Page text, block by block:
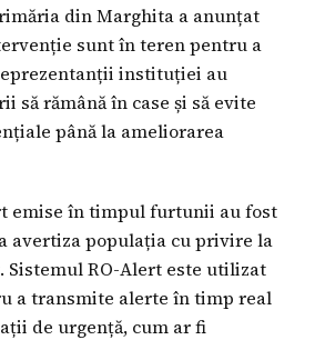
din Marghita a anunțat
sunt în teren pentru a
instituției au
să rămână în case și să evite
până la ameliorarea
emise în timpul furtunii au fost
avertiza populația cu privire la
RO-Alert este utilizat
a transmite alerte în timp real
de urgență, cum ar fi